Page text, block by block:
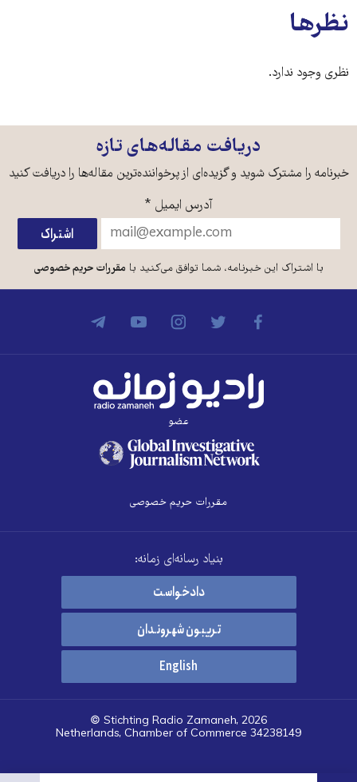
نظرها
نظری وجود ندارد.
دریافت مقاله‌های تازه
خبرنامه را مشترک شوید و گزیده‌ای از پرخواننده‌ترین مقاله‌ها را دریافت کنید
آدرس ایمیل *
با اشتراک این خبرنامه، شما توافق می‌کنید بامقررات حریم خصوصی
عضو
مقررات حریم خصوصی
بنیاد رسانه‌ای زمانه:
دادخواست
تریبون شهروندان
English
© Stichting Radio Zamaneh, 2026
Netherlands, Chamber of Commerce 34238149